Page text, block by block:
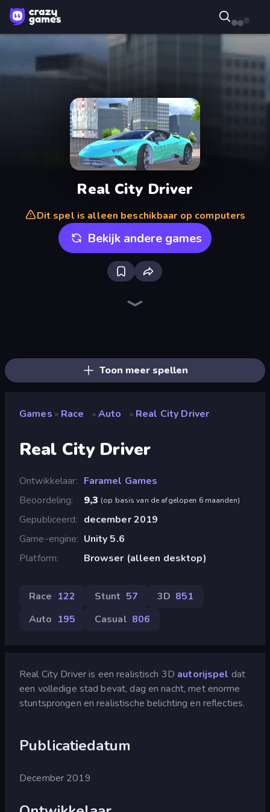
Real City Driver
Dit spel is alleen beschikbaar op computers
Bekijk andere games
Toon meer spellen
Games » Race » Auto » Real City Driver
Real City Driver
Ontwikkelaar
Faramel Games
Beoordeling
9,3 (op basis van de afgelopen 6 maanden)
Gepubliceerd
december 2019
Game-engine
Unity 5.6
Platform
Browser (alleen desktop)
Race 122 Stunt 57 3D 851
Auto 195 Casual 806
Real City Driver is een realistisch 3D autorijspel dat
een volledige stad bevat, dag en nacht, met enorme
stuntsprongen en realistische belichting en reflecties.
Publicatiedatum
December 2019